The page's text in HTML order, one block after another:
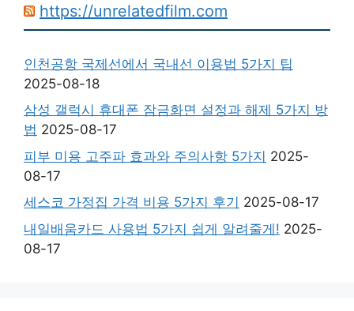
https://unrelatedfilm.com
인천공항 국제선에서 국내선 이용법 5가지 팁
2025-08-18
삼성 갤럭시 휴대폰 잠금화면 설정과 해제 5가지 방
법 2025-08-17
피부 미용 고주파 효과와 주의사항 5가지 2025-
08-17
세스코 가정집 가격 비용 5가지 후기 2025-08-17
내일배움카드 사용법 5가지 쉽게 알려줄게! 2025-
08-17